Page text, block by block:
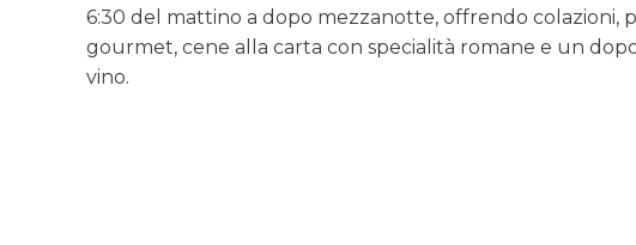
6:30 del mattino a dopo mezzanotte, offrendo colazioni,
gourmet, cene alla carta con specialità romane e un
vino.